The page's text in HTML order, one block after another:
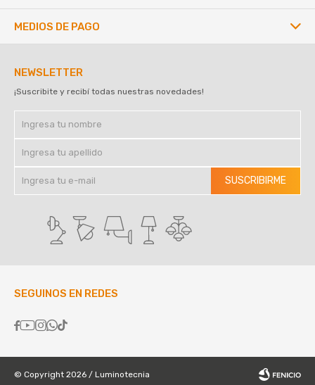
NEWSLETTER
¡Suscribite y recibí todas nuestras novedades!
SUSCRIBIRME
SEGUINOS EN REDES

MEDIOS DE PAGO
© Copyright 2026 / Luminotecnia